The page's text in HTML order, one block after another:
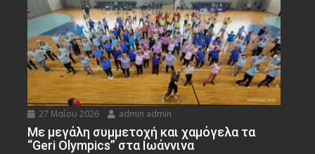
27 Μαΐου 2026 admin admin
Με μεγάλη συμμετοχή και χαμόγελα τα
“Geri Olympics” στα Ιωάννινα